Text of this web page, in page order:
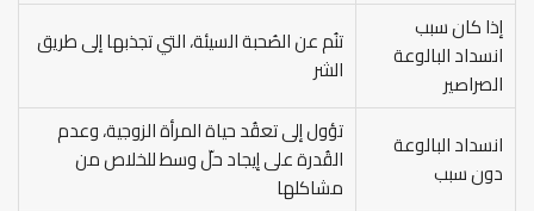
إذا كان سبب
انسداد البالوعة
الصراصير
تنُم عن الصُحبة السيئة، التي تجذبها إلى طريق
الشر
انسداد البالوعة
دون سبب
تؤول إلى تعقُد حياة المرأة الزوجية، وعدم
القُدرة على إيجاد حلّ وسط للخلاص من
مشاكلها